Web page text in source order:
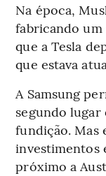
Na época,
fabricando
que a Tesla
que estava
A Samsung
segundo lugar
fundição. Mas
investimentos
próximo a